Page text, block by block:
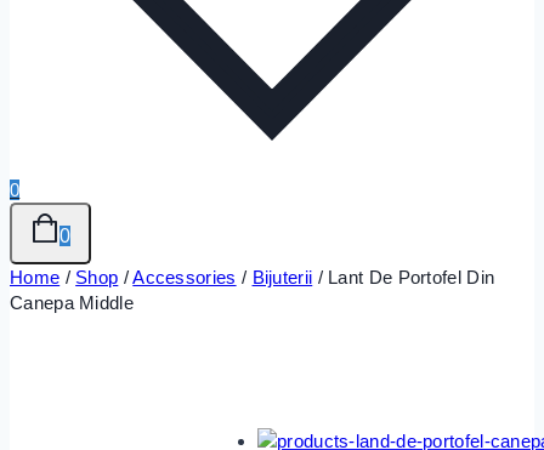
0
0
Home / Shop /Accessories / Bijuterii / Lant De Portofel Din
Canepa Middle